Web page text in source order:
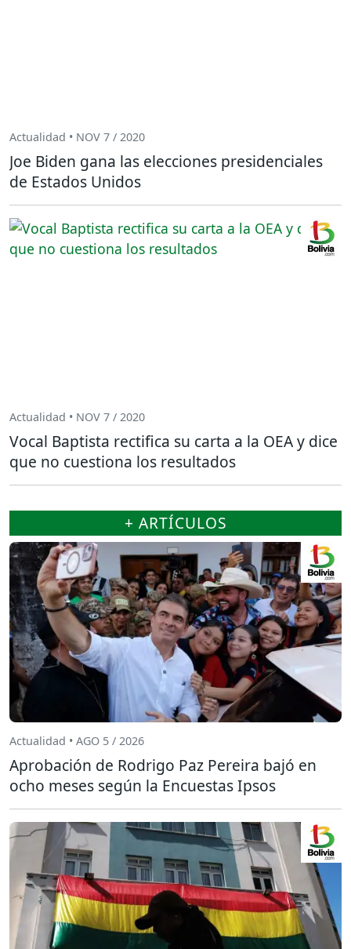
Actualidad • NOV 7 / 2020
Joe Biden gana las elecciones presidenciales
de Estados Unidos
Actualidad • NOV 7 / 2020
Vocal Baptista rectifica su carta a la OEA y dice
que no cuestiona los resultados
+ ARTÍCULOS
Actualidad • AGO 5 / 2026
Aprobación de Rodrigo Paz Pereira bajó en
ocho meses según la Encuestas Ipsos